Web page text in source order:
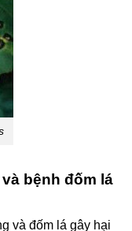
bệnh đốm lá
và đốm lá gây hại